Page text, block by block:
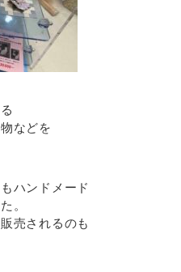
などを
ハンドメード
。
売されるのも